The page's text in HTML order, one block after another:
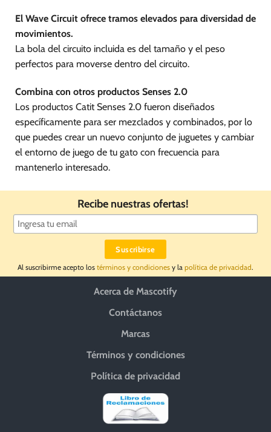
El Wave Circuit ofrece tramos elevados para diversidad de
movimientos.
La bola del circuito incluida es del tamaño y el peso
perfectos para moverse dentro del circuito.
Combina con otros productos Senses 2.0
Los productos Catit Senses 2.0 fueron diseñados
específicamente para ser mezclados y combinados, por lo
que puedes crear un nuevo conjunto de juguetes y cambiar
el entorno de juego de tu gato con frecuencia para
mantenerlo interesado.
Recibe nuestras ofertas!
Al suscribirme acepto los términos y condiciones y la política de privacidad.
Acerca de Mascotify
Contáctanos
Marcas
Términos y condiciones
Política de privacidad